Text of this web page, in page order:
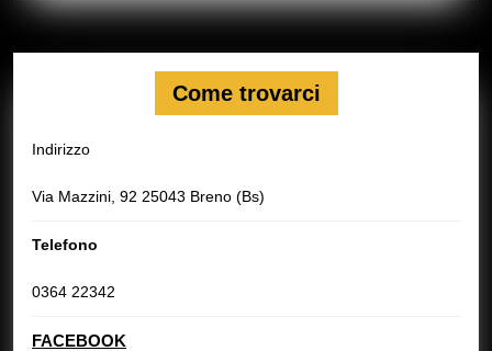
Come trovarci
Indirizzo
Via Mazzini, 92 25043 Breno (Bs)
Telefono
0364 22342
FACEBOOK